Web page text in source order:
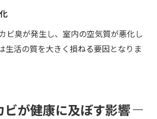
ビ臭が発生し、室内の空気質が悪化し
生活の質を大きく損ねる要因となりま
ビが健康に及ぼす影響